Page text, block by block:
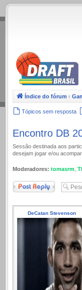
.
Índice do fórum ‹
Tópicos sem resposta
Encontro DB
Sessão destinada aos
desejam jogar e/ou
Moderadores: tomasrm
Responder
DeCatan Stevenson